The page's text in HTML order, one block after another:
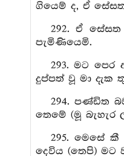
ගියෙම් ද, ඒ
292. ඒ
පැමිණියෙමි.
293. මට
දුප්පත් වූ මා
294. පණ්ඩිත
තෙමේ (මූ
295. මෙසේ
දෙවිය (තෙපි) මට